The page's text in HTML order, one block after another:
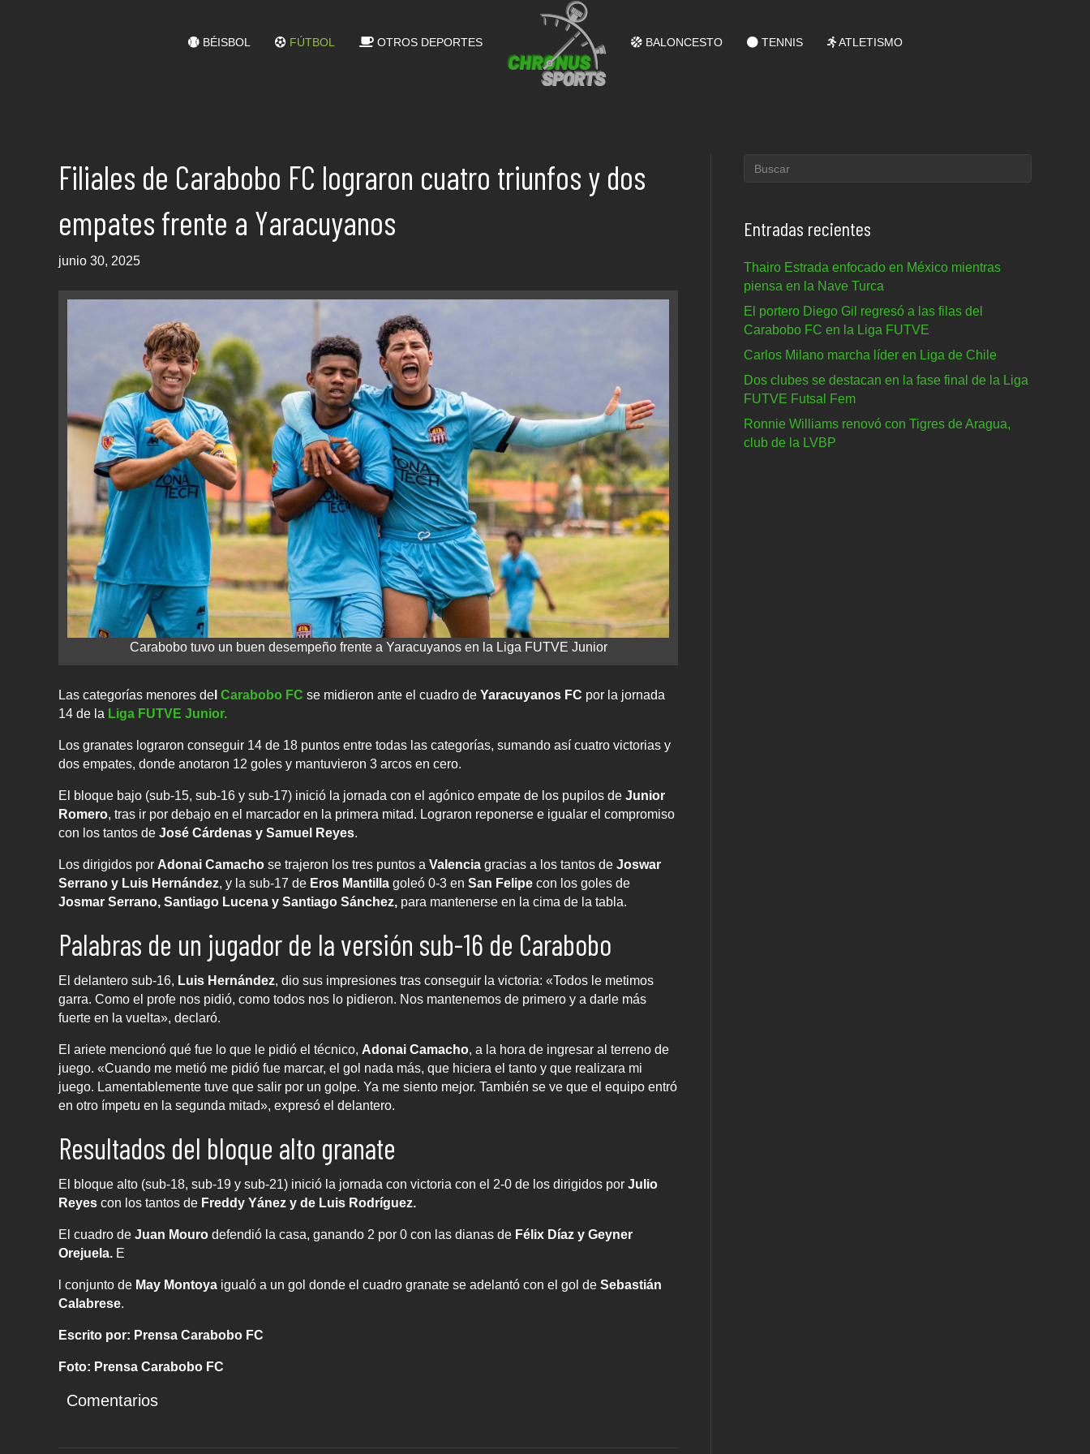
BÉISBOL FÚTBOL OTROS DEPORTES BALONCESTO TENNIS ATLETISMO
Filiales de Carabobo FC lograron cuatro triunfos y dos
empates frente a Yaracuyanos
junio 30, 2025
Carabobo tuvo un buen desempeño frente a Yaracuyanos en la Liga FUTVE Junior
Las categorías menores de Carabobo FC se midieron ante el cuadro de Yaracuyanos FC por la jornada
14 de la Liga FUTVE Junior.
Los granates lograron conseguir 14 de 18 puntos entre todas las categorías, sumando así cuatro victorias y
dos empates, donde anotaron 12 goles y mantuvieron 3 arcos en cero.
El bloque bajo (sub-15, sub-16 y sub-17) inició la jornada con el agónico empate de los pupilos de Junior
Romero, tras ir por debajo en el marcador en la primera mitad. Lograron reponerse e igualar el compromiso
con los tantos de José Cárdenas y Samuel Reyes.
Los dirigidos por Adonai Camacho se trajeron los tres puntos a Valencia gracias a los tantos de Joswar
Serrano y Luis Hernández, y la sub-17 de Eros Mantilla goleó 0-3 en San Felipe con los goles de
Josmar Serrano, Santiago Lucena y Santiago Sánchez, para mantenerse en la cima de la tabla.
Palabras de un jugador de la versión sub-16 de Carabobo
El delantero sub-16, Luis Hernández, dio sus impresiones tras conseguir la victoria: «Todos le metimos
garra. Como el profe nos pidió, como todos nos lo pidieron. Nos mantenemos de primero y a darle más
fuerte en la vuelta», declaró.
El ariete mencionó qué fue lo que le pidió el técnico, Adonai Camacho, a la hora de ingresar al terreno de
juego. «Cuando me metió me pidió fue marcar, el gol nada más, que hiciera el tanto y que realizara mi
juego. Lamentablemente tuve que salir por un golpe. Ya me siento mejor. También se ve que el equipo entró
en otro ímpetu en la segunda mitad», expresó el delantero.
Resultados del bloque alto granate
El bloque alto (sub-18, sub-19 y sub-21) inició la jornada con victoria con el 2-0 de los dirigidos por Julio
Reyes con los tantos de Freddy Yánez y de Luis Rodríguez.
El cuadro de Juan Mouro defendió la casa, ganando 2 por 0 con las dianas de Félix Díaz y Geyner
Orejuela. E
l conjunto de May Montoya igualó a un gol donde el cuadro granate se adelantó con el gol de Sebastián
Calabrese.
Escrito por: Prensa Carabobo FC
Foto: Prensa Carabobo FC
Comentarios
Entradas recientes
Thairo Estrada enfocado en México mientras
piensa en la Nave Turca
El portero Diego Gil regresó a las filas del
Carabobo FC en la Liga FUTVE
Carlos Milano marcha líder en Liga de Chile
Dos clubes se destacan en la fase final de la Liga
FUTVE Futsal Fem
Ronnie Williams renovó con Tigres de Aragua,
club de la LVBP